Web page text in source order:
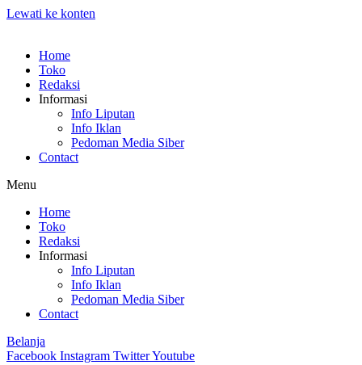
Lewati ke konten
Home
Toko
Redaksi
Informasi
Info Liputan
Info Iklan
Pedoman Media Siber
Contact
Menu
Home
Toko
Redaksi
Informasi
Info Liputan
Info Iklan
Pedoman Media Siber
Contact
Belanja
Facebook Instagram TwitterYoutube